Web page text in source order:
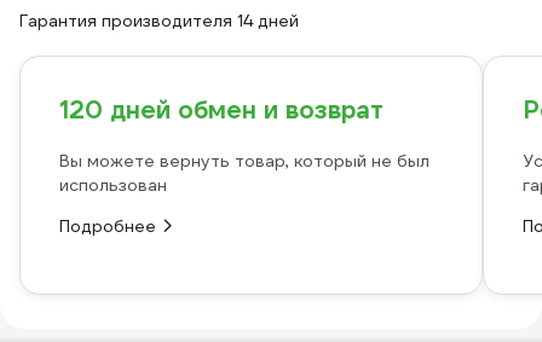
Гарантия производителя 14 дней
120 дней обмен и возврат
Вы можете вернуть товар, который не был
использован
Подробнее